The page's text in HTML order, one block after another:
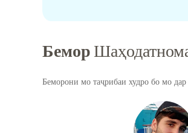
Бемор
Беморони мо таҷрибаи худро бо мо